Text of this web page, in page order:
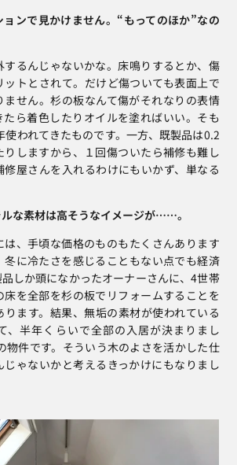
ンで見かけません。“もってのほか”なの
するんじゃないかな。床鳴りするとか、傷
トとされて。だけど傷ついても表面上で
せん。杉の板なんて傷がそれなりの表情
ら着色したりオイルを塗ればいい。そも
使われてきたものです。一方、既製品は0.2
りしますから、１回傷ついたら補修も難し
屋さんを入れるわけにもいかず、単なる
な素材は高そうなイメージが……。
は、手頃な価格のものもたくさんあります
冬に冷たさを感じることもない点でも経済
しか頭になかったオーナーさんに、4世帯
を全部を杉の板でリフォームすることを
ます。結果、無垢の素材が使われている
、半年くらいで全部の入居が決まりまし
物件です。そういう木のよさを活かした仕
ゃないかと考えるきっかけにもなりまし